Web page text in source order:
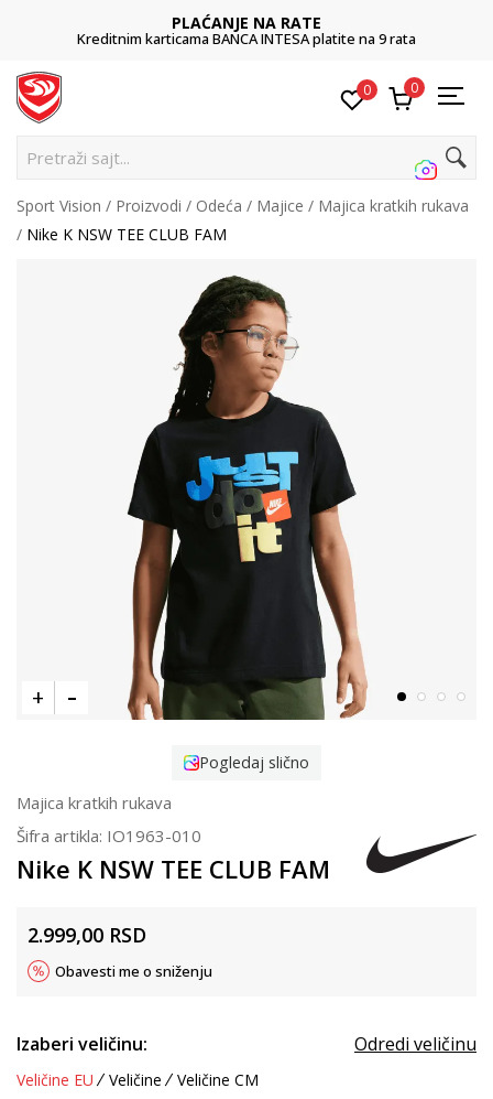
PLAĆANJE NA RATE
karticama BANCA INTESA platite na 9 rata
0 0
Pre
Sport Vision Proizvodi Odeća Majice
Majica kratkih rukava
Nike K NSW TEE CLUB FAM
Pogledaj slično
Majica kratkih rukava
Šifra artikla: IO1963-010
Nike K NSW TEE CLUB FAM
2.999,00 RSD
Obavesti me o sniženju
Izaberi veličinu: Odredi veličinu
Veličine EU Veličine Veličine CM